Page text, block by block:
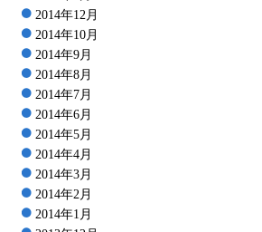
2014年12月
2014年10月
2014年9月
2014年8月
2014年7月
2014年6月
2014年5月
2014年4月
2014年3月
2014年2月
2014年1月